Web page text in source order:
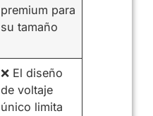
premium para
su tamaño
❌ El diseño
de voltaje
único limita